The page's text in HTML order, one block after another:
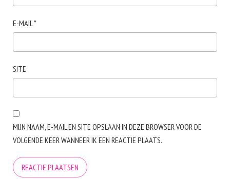
E-MAIL*
SITE
MIJN NAAM, E-MAIL EN SITE OPSLAAN IN DEZE BROWSER VOOR DE
VOLGENDE KEER WANNEER IK EEN REACTIE PLAATS.